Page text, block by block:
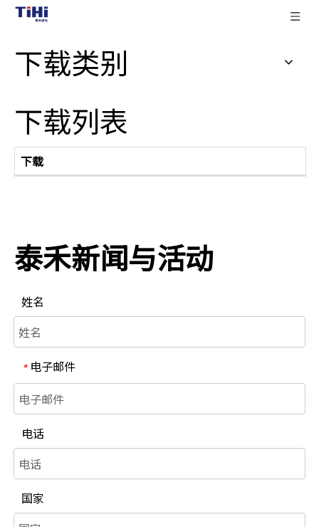
下载类别
下载列表
下载
泰禾新闻与活动
姓名
* 电子邮件
电话
国家